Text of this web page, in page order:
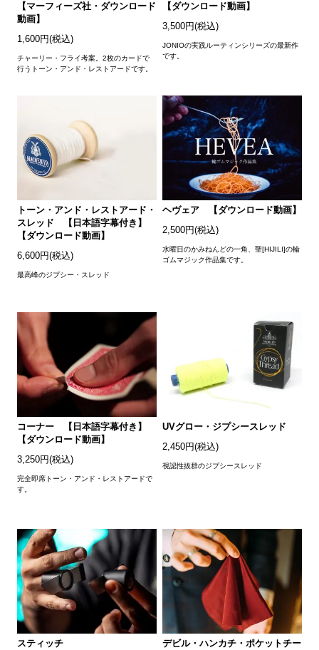
【マーフィーズ社・ダウンロード
動画】
1,600円(税込)
チャーリー・フライ考案。2枚のカードで
行うトーン・アンド・レストアードです。
【ダウンロード動画】
3,500円(税込)
JONIOの実践ルーティンシリーズの最新作
です。
トーン・アンド・レストアード・
スレッド 【日本語字幕付き】
【ダウンロード動画】
6,600円(税込)
最高峰のジプシー・スレッド
ヘヴェア 【ダウンロード動画】
2,500円(税込)
水曜日のかみねんどの一角、聖[HIJILI]の輪
ゴムマジック作品集です。
コーナー 【日本語字幕付き】
【ダウンロード動画】
3,250円(税込)
完全即席トーン・アンド・レストアードで
す。
UVグロー・ジプシースレッド
2,450円(税込)
視認性抜群のジプシースレッド
スティッチ
デビル・ハンカチ・ポケットチー